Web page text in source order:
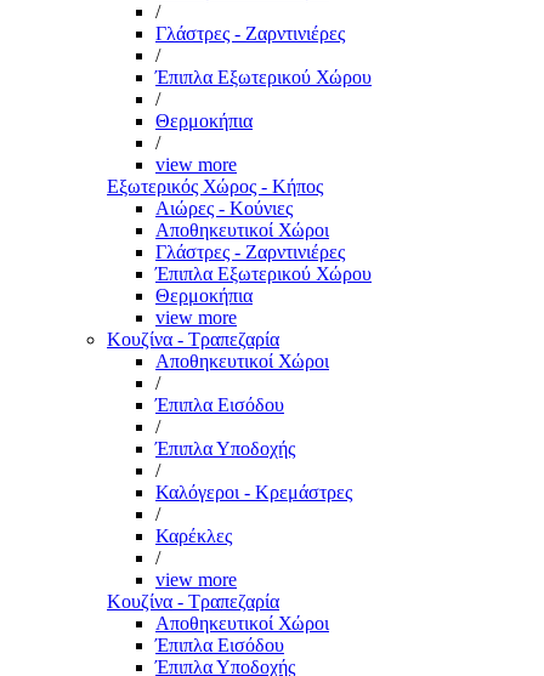
/
Γλάστρες - Ζαρντινιέρες
/
Έπιπλα Εξωτερικού Χώρου
/
Θερμοκήπια
/
view more
Εξωτερικός Χώρος - Κήπος
Αιώρες - Κούνιες
Αποθηκευτικοί Χώροι
Γλάστρες - Ζαρντινιέρες
Έπιπλα Εξωτερικού Χώρου
Θερμοκήπια
view more
Κουζίνα - Τραπεζαρία
Αποθηκευτικοί Χώροι
/
Έπιπλα Εισόδου
/
Έπιπλα Υποδοχής
/
Καλόγεροι - Κρεμάστρες
/
Καρέκλες
/
view more
Κουζίνα - Τραπεζαρία
Αποθηκευτικοί Χώροι
Έπιπλα Εισόδου
Έπιπλα Υποδοχής